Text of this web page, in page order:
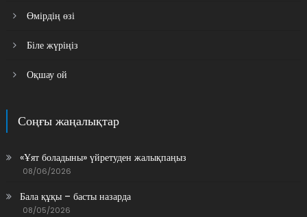
Өмірдің өзі
Біле жүріңіз
Оқшау ой
Соңғы жаңалықтар
«Ұят боладыны» үйретуден жалықпаңыз
08/06/2026
Бала құқы – басты назарда
08/05/2026